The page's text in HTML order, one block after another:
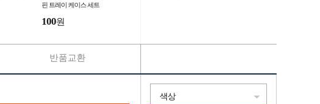
핀 트레이 케이스 세트
100원
반품교환
색상